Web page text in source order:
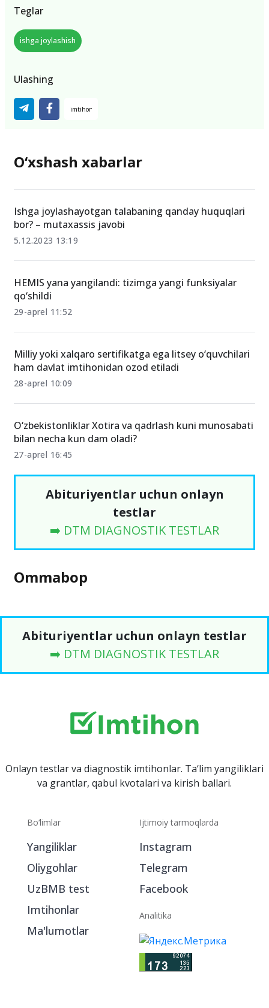
Teglar
ishga joylashish
Ulashing
O‘xshash xabarlar
Ishga joylashayotgan talabaning qanday huquqlari
bor? – mutaxassis javobi
5.12.2023 13:19
HEMIS yana yangilandi: tizimga yangi funksiyalar
qo‘shildi
29-aprel 11:52
Milliy yoki xalqaro sertifikatga ega litsey o‘quvchilari
ham davlat imtihonidan ozod etiladi
28-aprel 10:09
O‘zbekistonliklar Xotira va qadrlash kuni munosabati
bilan necha kun dam oladi?
27-aprel 16:45
Abituriyentlar uchun onlayn
testlar
➡️ DTM DIAGNOSTIK TESTLAR
Ommabop
Abituriyentlar uchun onlayn testlar
➡️ DTM DIAGNOSTIK TESTLAR
Onlayn testlar va diagnostik imtihonlar. Ta‘lim yangiliklari
va grantlar, qabul kvotalari va kirish ballari.
Bo‘limlar
Yangiliklar
Oliygohlar
UzBMB test
Imtihonlar
Ma'lumotlar
Ijtimoiy tarmoqlarda
Instagram
Telegram
Facebook
Analitika